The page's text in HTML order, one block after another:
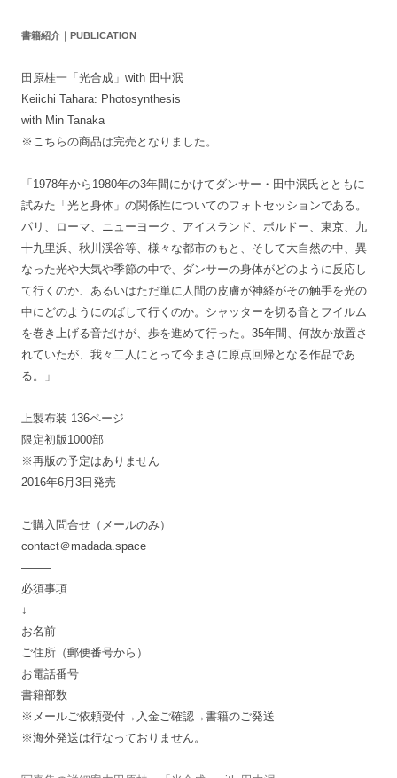
書籍紹介｜PUBLICATION
田原桂一「光合成」with 田中泯
Keiichi Tahara: Photosynthesis
with Min Tanaka
※こちらの商品は完売となりました。
「1978年から1980年の3年間にかけてダンサー・田中泯氏とともに
試みた「光と身体」の関係性についてのフォトセッションである。
パリ、ローマ、ニューヨーク、アイスランド、ボルドー、東京、九
十九里浜、秋川渓谷等、様々な都市のもと、そして大自然の中、異
なった光や大気や季節の中で、ダンサーの身体がどのように反応し
て行くのか、あるいはただ単に人間の皮膚が神経がその触手を光の
中にどのようにのばして行くのか。シャッターを切る音とフイルム
を巻き上げる音だけが、歩を進めて行った。35年間、何故か放置さ
れていたが、我々二人にとって今まさに原点回帰となる作品であ
る。」
上製布装 136ページ
限定初版1000部
※再版の予定はありません
2016年6月3日発売
ご購入問合せ（メールのみ）
contact＠madada.space
——–
必須事項
↓
お名前
ご住所（郵便番号から）
お電話番号
書籍部数
※メールご依頼受付→入金ご確認→書籍のご発送
※海外発送は行なっておりません。